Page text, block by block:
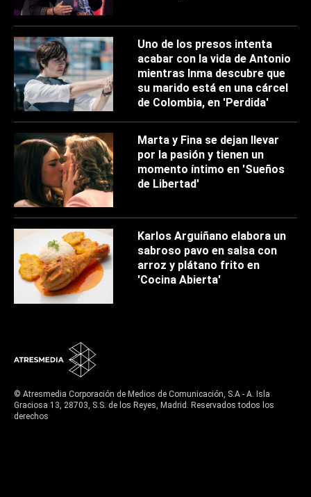
Uno de los presos intenta
acabar con la vida de Antonio
mientras Inma descubre que
su marido está en una cárcel
de Colombia, en 'Perdida'
Marta y Fina se dejan llevar
por la pasión y tienen un
momento íntimo en 'Sueños
de Libertad'
Karlos Arguiñano elabora un
sabroso pavo en salsa con
arroz y plátano frito en
'Cocina Abierta'
© Atresmedia Corporación de Medios de Comunicación, S.A - A. Isla
Graciosa 13, 28703, S.S. de los Reyes, Madrid. Reservados todos los
derechos